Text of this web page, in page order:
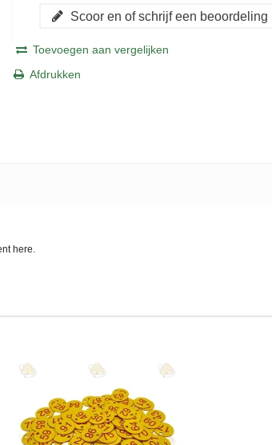
Scoor en of schrijf een beoordeling
Toevoegen aan vergelijken
Afdrukken
here.